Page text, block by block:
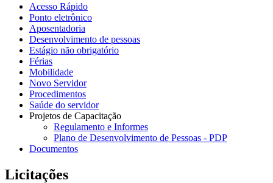
Acesso Rápido
Ponto eletrônico
Aposentadoria
Desenvolvimento de pessoas
Estágio não obrigatório
Férias
Mobilidade
Novo Servidor
Procedimentos
Saúde do servidor
Projetos de Capacitação
Regulamento e Informes
Plano de Desenvolvimento de Pessoas - PDP
Documentos
Licitações